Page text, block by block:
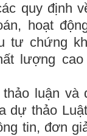
quy định
hoạt
tư chứng
lượng
luận và
dự thảo
tin, đơn